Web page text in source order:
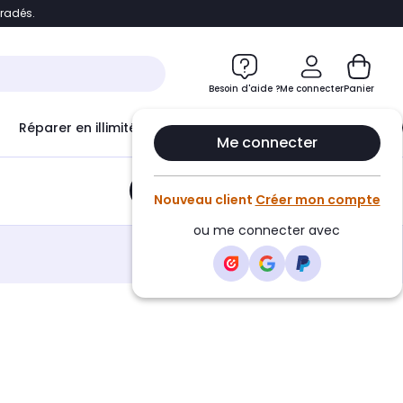
Accéder directement au chatbot
Besoin d'aide ?Me connecter
Me connecter
Nouveau client Créer mon compte
ou me connecter avec
Panier
Réparer en illimité avec Le Club Infinity
Ajouter au panier